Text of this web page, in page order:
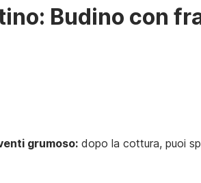
Budino con
grumoso: dopo la cottura, puoi